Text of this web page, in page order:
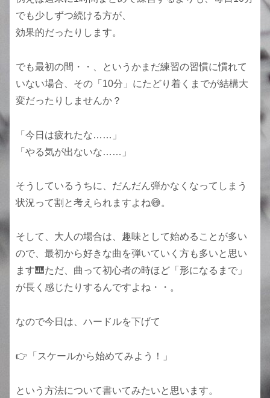
でも少しずつ続ける方が、
効果的だったりします。
でも最初の間・・、というかまだ練習の習慣に慣れて
いない場合、その「10分」にたどり着くまでが結構大
変だったりしませんか？
「今日は疲れたな……」
「やる気が出ないな……」
そうしているうちに、だんだん弾かなくなってしまう
状況って割と考えられますよね😅。
そして、大人の場合は、趣味として始めることが多い
ので、最初から好きな曲を弾いていく方も多いと思い
ます🎹ただ、曲って初心者の時ほど「形になるまで」
が長く感じたりするんですよね・・。
なので今日は、ハードルを下げて
👉「スケールから始めてみよう！」
という方法について書いてみたいと思います。